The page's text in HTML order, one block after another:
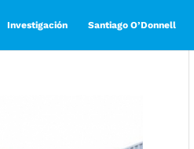
Investigación Santiago O’Donnell